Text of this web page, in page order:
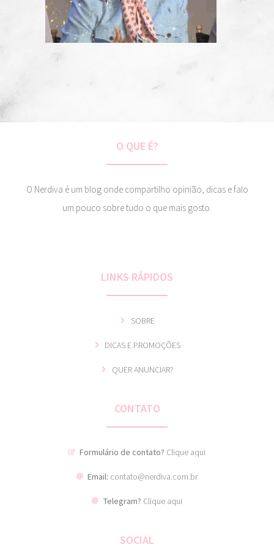
O QUE É?
O Nerdiva é um blog onde compartilho opinião, dicas e falo
um pouco sobre tudo o que mais gosto.
LINKS RÁPIDOS
SOBRE
DICAS E PROMOÇÕES
QUER ANUNCIAR?
CONTATO
Formulário de contato? Clique aqui
Email: contato@nerdiva.com.br
Telegram? Clique aqui
SOCIAL